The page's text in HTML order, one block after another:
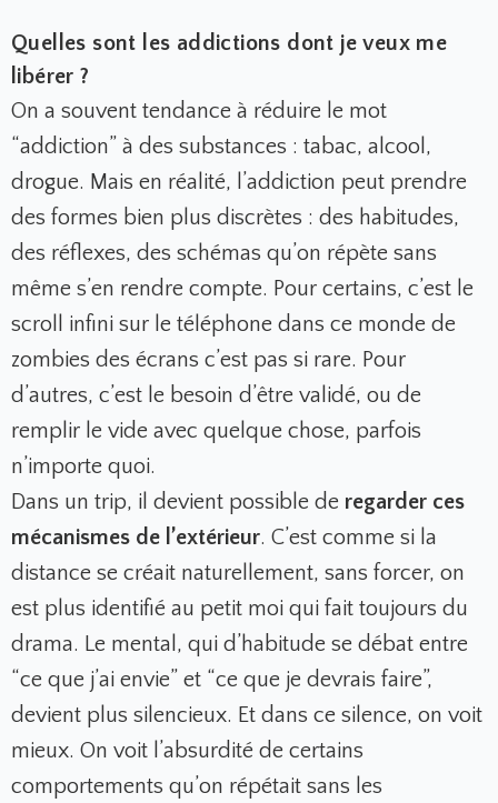
Quelles sont les addictions dont je veux me
libérer ?
On a souvent tendance à réduire le mot
“addiction” à des substances : tabac, alcool,
drogue. Mais en réalité, l’addiction peut prendre
des formes bien plus discrètes : des habitudes,
des réflexes, des schémas qu’on répète sans
même s’en rendre compte. Pour certains, c’est le
scroll infini sur le téléphone dans ce monde de
zombies des écrans c’est pas si rare. Pour
d’autres, c’est le besoin d’être validé, ou de
remplir le vide avec quelque chose, parfois
n’importe quoi.
Dans un trip, il devient possible de regarder ces
mécanismes de l’extérieur. C’est comme si la
distance se créait naturellement, sans forcer, on
est plus identifié au petit moi qui fait toujours du
drama. Le mental, qui d’habitude se débat entre
“ce que j’ai envie” et “ce que je devrais faire”,
devient plus silencieux. Et dans ce silence, on voit
mieux. On voit l’absurdité de certains
comportements qu’on répétait sans les